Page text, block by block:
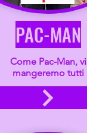
PAC-MAN
Come Pac-Man, vi
mangeremo tutti